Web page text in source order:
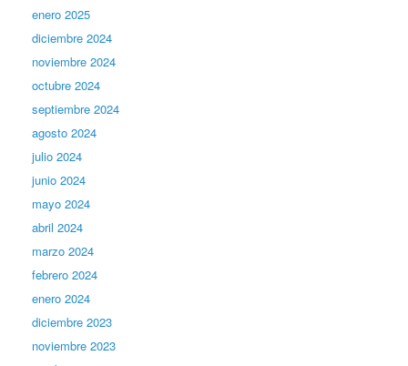
enero 2025
diciembre 2024
noviembre 2024
octubre 2024
septiembre 2024
agosto 2024
julio 2024
junio 2024
mayo 2024
abril 2024
marzo 2024
febrero 2024
enero 2024
diciembre 2023
noviembre 2023